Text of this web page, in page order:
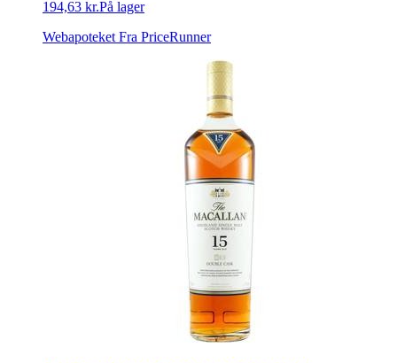
194,63 kr.På lager
Webapoteket Fra PriceRunner